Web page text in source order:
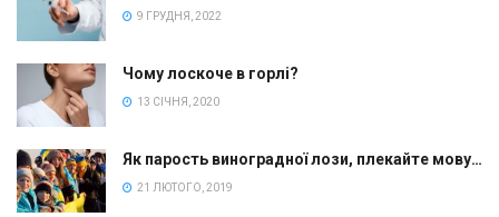
9 ГРУДНЯ, 2022
Чому лоскоче в горлі?
13 СІЧНЯ, 2020
Як парость виноградної лози, плекайте мову…
21 ЛЮТОГО, 2019